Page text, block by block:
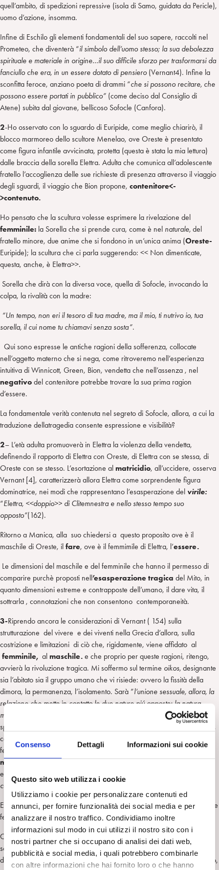
Consenso Dettagli Informazioni sui cookie
Questo sito web utilizza i cookie
Utilizziamo i cookie per personalizzare contenuti ed
annunci, per fornire funzionalità dei social media e per
analizzare il nostro traffico. Condividiamo inoltre
informazioni sul modo in cui utilizzi il nostro sito con i
nostri partner che si occupano di analisi dei dati web,
pubblicità e social media, i quali potrebbero combinarle
con altre informazioni che hai fornito loro o che hanno
quell’ambito, di spedizioni repressive (isola di Samo, guidata da Pericle),
uomo d’azione, insomma.
Infine di Eschilo gli elementi fondamentali del suo sapere, raccolti nel
Prometeo, che diventerà “il simbolo dell’uomo stesso; la sua debolezza
spirituale e materiale in origine…il suo difficile sforzo per trasformarsi da
fanciullo che era, in un essere dotato di pensiero (Vernant4). Infine la
sconfitta feroce, anziano poeta di drammi “che si possono recitare, che
possono essere portati in pubblico” (come deciso dal Consiglio di
Atene) subita dal giovane, bellicoso Sofocle (Canfora).
2-Ho osservato con lo sguardo di Euripide, come meglio chiarirò, il
blocco marmoreo dello scultore Menelao, ove Oreste è presentato
come figura infantile avvicinata, protetta (questa è stata la mia lettura)
dalle braccia della sorella Elettra. Adulta che comunica all’adolescente
fratello l’accoglienza delle sue richieste di presenza attraverso il viaggio
degli sguardi, il viaggio che Bion propone, contenitore<-
>contenuto.
Ho pensato che la scultura volesse esprimere la rivelazione del
femminile: la Sorella che si prende cura, come è nel naturale, del
fratello minore, due anime che si fondono in un’unica anima (Oreste-
Euripide); la scultura che ci parla suggerendo: << Non dimenticate,
questa, anche, è Elettra>>.
Sorella che dirà con la diversa voce, quella di Sofocle, invocando la
colpa, la rivalità con la madre:
“Un tempo, non eri il tesoro di tua madre, ma il mio, ti nutrivo io, tua
sorella, il cui nome tu chiamavi senza sosta”.
Qui sono espresse le antiche ragioni della sofferenza, collocate
nell’oggetto materno che si nega, come ritroveremo nell’esperienza
intuitiva di Winnicott, Green, Bion, vendetta che nell’assenza , nel
negativo del contenitore potrebbe trovare la sua prima ragion
d’essere.
La fondamentale verità contenuta nel segreto di Sofocle, allora, a cui la
traduzione dellatragedia consente espressione e visibilità?
2– L’età adulta promuoverà in Elettra la violenza della vendetta,
definendo il rapporto di Elettra con Oreste, di Elettra con se stessa, di
Oreste con se stesso. L’esortazione al matricidio, all’uccidere, osserva
Vernant [4], caratterizzerà allora Elettra come sorprendente figura
dominatrice, nei modi che rappresentano l’esasperazione del virile:
“Elettra, <<doppio>> di Clitemnestra e nello stesso tempo suo
opposto”(162).
Ritorno a Manica, alla suo chiedersi a questo proposito ove è il
maschile di Oreste, il fare, ove è il femmimile di Elettra, l’essere.
Le dimensioni del maschile e del femminile che hanno il permesso di
comparire purchè proposti nell’esasperazione tragica del Mito, in
quanto dimensioni estreme e contrapposte dell’umano, il dare vita, il
sottrarla , connotazioni che non consentono contemporaneità.
3-Riprendo ancora le considerazioni di Vernant ( 154) sulla
strutturazione del vivere e dei viventi nella Grecia d’allora, sulla
costrizione e limitazioni di ciò che, rigidamente, viene affidato al
femminile, al maschile. e che proprio per queste ragioni, ritengo,
avvierà la rivoluzione tragica. Mi soffermo sul termine oikos, designante
sia l’abitato sia il gruppo umano che vi risiede: ovvero la fissità della
dimora, la permanenza, l’isolamento. Sarà ”l’unione sessuale, allora, la
relazione che metteincontatto le due nature piú opposte: la natura
maschile e quella femminil
e “(155). Cosi come lo spazio domestico, lo
spazio protetto, chiuso,
ha connotazioni rigidamente f
,
così è lo spazio esterno, all’aria aperta, il luogo della battaglia, della
ferocia, della difesa dell
’oikos,difesa, guerrache appartiene al
maschile. La famiglia, aggiunge Vernant, è rigorosamente
endogamica, autarchica,
casa”.
Elettra capovolge, nelleTragedie, quella dimensione dell’umano, come
fece Clitemnestra.
Con modalità opposta si è mosso Oreste, nel cercare protezione dalla
sorella e chiedendo a lei di procedere nella proposta feroce. Due modi
d’essere che obbediscono, nel mondo greco, all’impossibilità d’incontro,